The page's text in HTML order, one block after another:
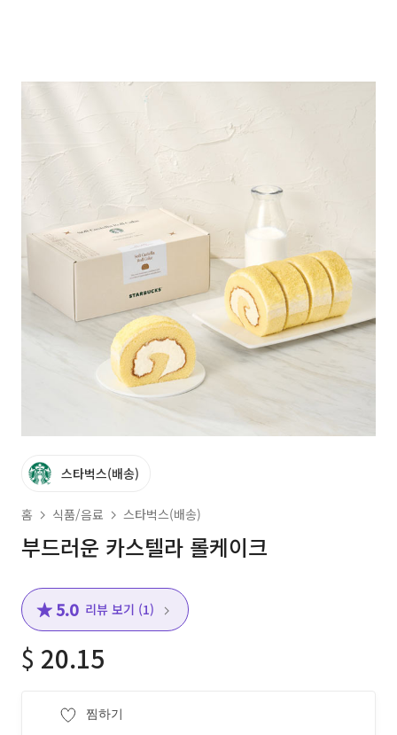
스타벅스(배송)
홈 식품/음료 스타벅스(배송)
부드러운 카스텔라 롤케이크
★ 5.0 리뷰 보기 (1)
$ 20.15
찜하기